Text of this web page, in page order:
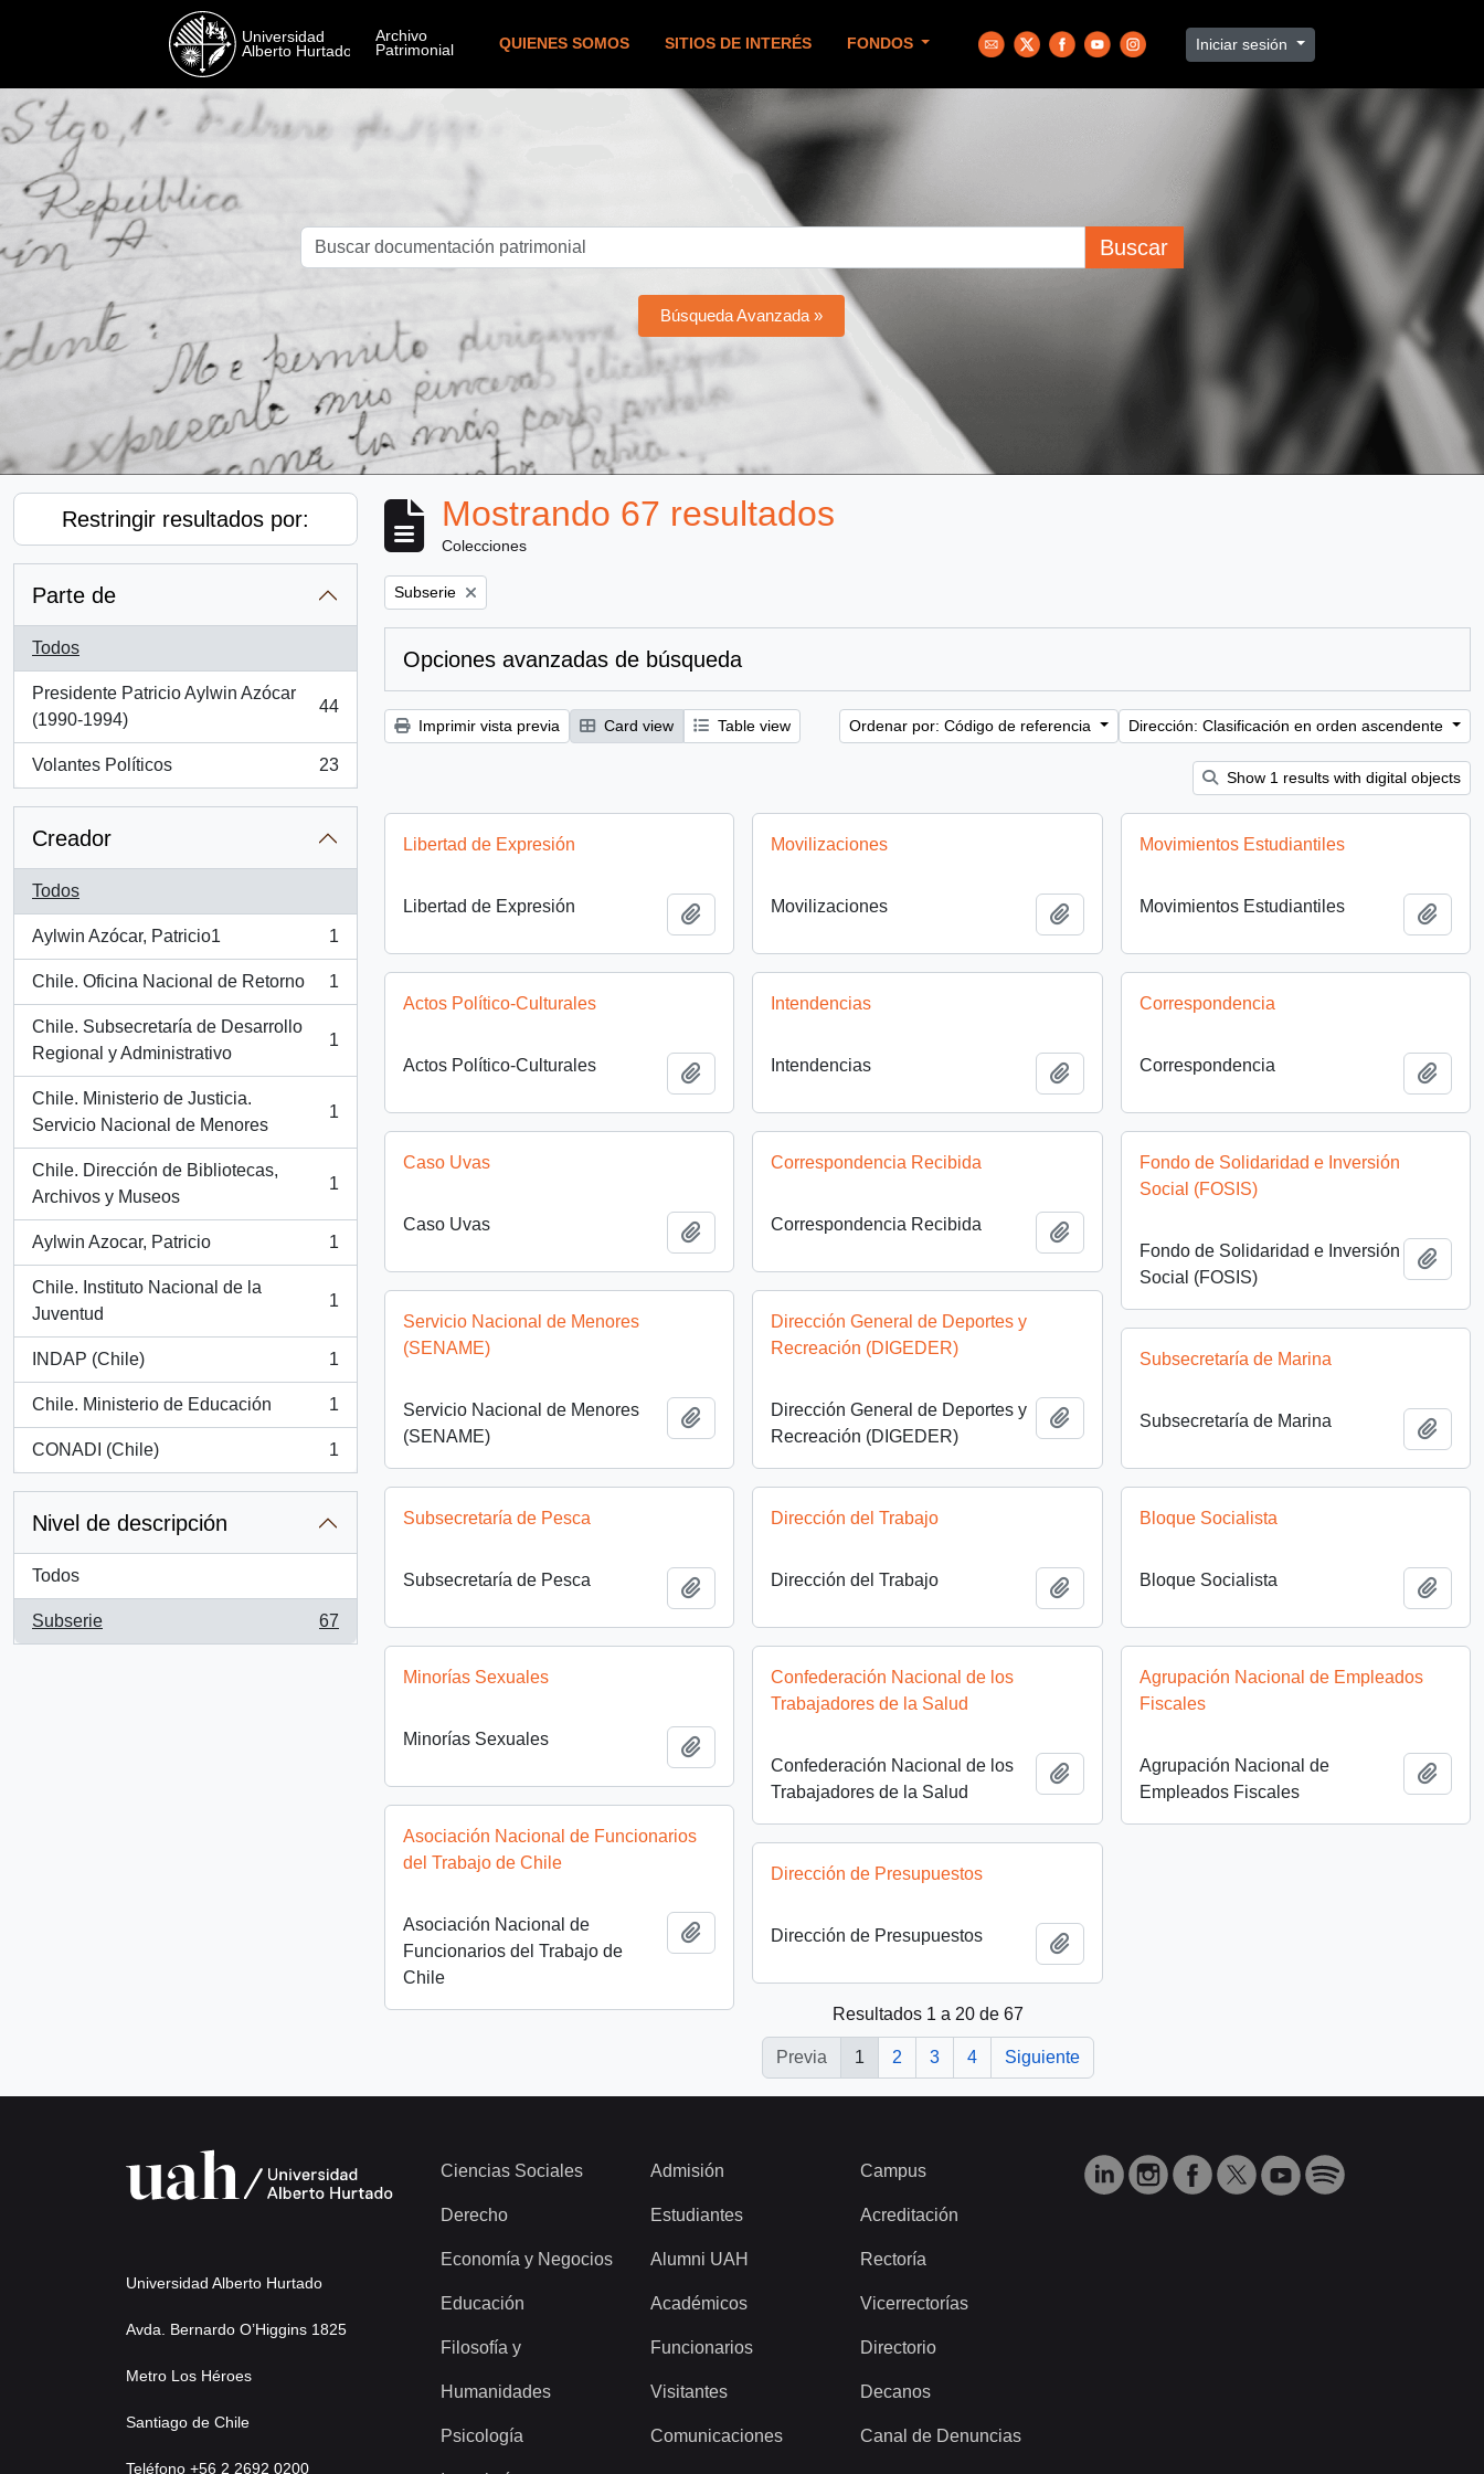
QUIENES SOMOS SITIOS DE INTERÉS FONDOS Iniciar sesión
Buscar
Búsqueda Avanzada »
Restringir resultados por:
Parte de
Todos
Presidente Patricio Aylwin Azócar
(1990-1994)
, 44 resultados
44
Volantes Políticos
, 23 resultados
23
Creador
Todos
Aylwin Azócar, Patricio1
, 1 resultados
1
Chile. Oficina Nacional de Retorno
, 1 resultados
1
Chile. Subsecretaría de Desarrollo
Regional y Administrativo
, 1 resultados
1
Chile. Ministerio de Justicia.
Servicio Nacional de Menores
, 1 resultados
1
Chile. Dirección de Bibliotecas,
Archivos y Museos
, 1 resultados
1
Aylwin Azocar, Patricio
, 1 resultados
1
Chile. Instituto Nacional de la
Juventud
, 1 resultados
1
INDAP (Chile)
, 1 resultados
1
Chile. Ministerio de Educación
, 1 resultados
1
CONADI (Chile)
, 1 resultados
1
Nivel de descripción
Todos
Subserie
, 67 resultados
67
Mostrando 67 resultados
Colecciones
Remove filter:
Subserie
Opciones avanzadas de búsqueda
Imprimir vista previa Card view Table view Ordenar por: Código de referencia Dirección: Clasificación en orden ascendente
Show 1 results with digital objects
Libertad de Expresión
Libertad de Expresión Añadir al portapapeles
Movilizaciones
Movilizaciones Añadir al portapapeles
Movimientos Estudiantiles
Movimientos Estudiantiles
Actos Político-Culturales
Actos Político-Culturales Añadir al portapapeles
Intendencias
Intendencias Añadir al portapapeles
Correspondencia
Correspondencia
Caso Uvas
Caso Uvas Añadir al portapapeles
Correspondencia Recibida
Correspondencia Recibida Añadir al portapapeles
Fondo de Solidaridad e Inversión
Social (FOSIS)
Fondo de Solidaridad e Inversión
Social (FOSIS)
Servicio Nacional de Menores
(SENAME)
Servicio Nacional de Menores
(SENAME)
Añadir al portapapeles
Dirección General de Deportes y
Recreación (DIGEDER)
Dirección General de Deportes y
Recreación (DIGEDER)
Añadir al portapapeles
Subsecretaría de Marina
Subsecretaría de Marina
Subsecretaría de Pesca
Subsecretaría de Pesca Añadir al portapapeles
Dirección del Trabajo
Dirección del Trabajo Añadir al portapapeles
Bloque Socialista
Bloque Socialista
Minorías Sexuales
Minorías Sexuales
Confederación Nacional de los
Trabajadores de la Salud
Confederación Nacional de los
Trabajadores de la Salud
Añadir al portapapeles
Agrupación Nacional de Empleados
Fiscales
Agrupación Nacional de
Empleados Fiscales
Asociación Nacional de Funcionarios
del Trabajo de Chile
Asociación Nacional de
Funcionarios del Trabajo de
Chile
Añadir al portapapeles
Dirección de Presupuestos
Dirección de Presupuestos Añadir al portapapeles
Resultados 1 a 20 de 67
Previa 1 2 3 4 Siguiente
Universidad Alberto Hurtado
Avda. Bernardo O’Higgins 1825
Metro Los Héroes
Santiago de Chile
Teléfono +56 2 2692 0200
Ciencias Sociales
Derecho
Economía y Negocios
Educación
Filosofía y
Humanidades
Psicología
Admisión
Estudiantes
Alumni UAH
Académicos
Funcionarios
Visitantes
Comunicaciones
Campus
Acreditación
Rectoría
Vicerrectorías
Directorio
Decanos
Canal de Denuncias